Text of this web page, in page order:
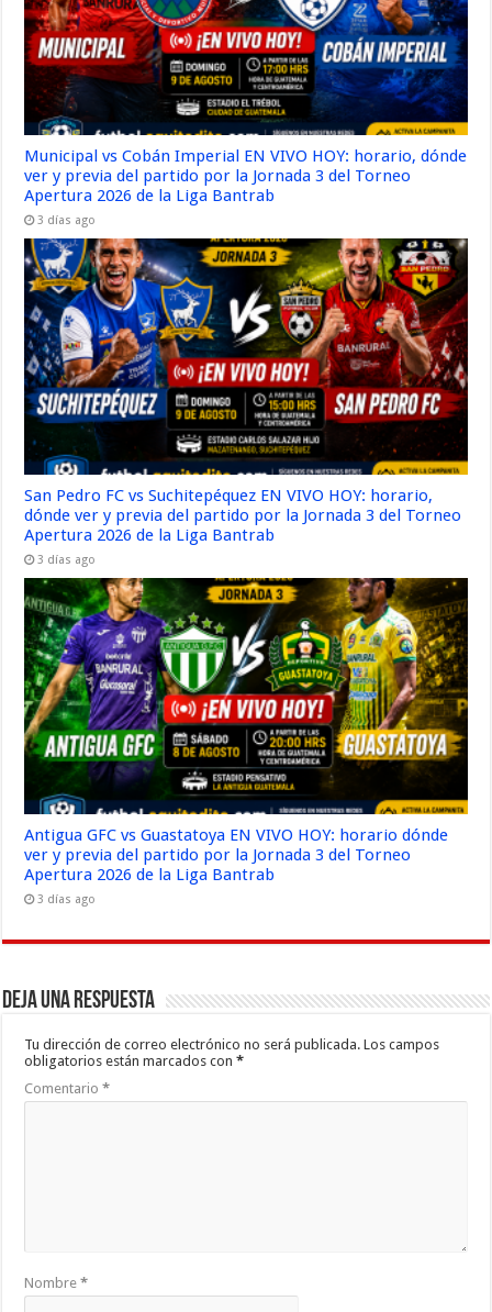
Municipal vs Cobán Imperial EN VIVO HOY: horario, dónde
ver y previa del partido por la Jornada 3 del Torneo
Apertura 2026 de la Liga Bantrab
3 días ago
San Pedro FC vs Suchitepéquez EN VIVO HOY: horario,
dónde ver y previa del partido por la Jornada 3 del Torneo
Apertura 2026 de la Liga Bantrab
3 días ago
Antigua GFC vs Guastatoya EN VIVO HOY: horario dónde
ver y previa del partido por la Jornada 3 del Torneo
Apertura 2026 de la Liga Bantrab
3 días ago
Deja una respuesta
Tu dirección de correo electrónico no será publicada. Los campos
obligatorios están marcados con*
Comentario*
Nombre*